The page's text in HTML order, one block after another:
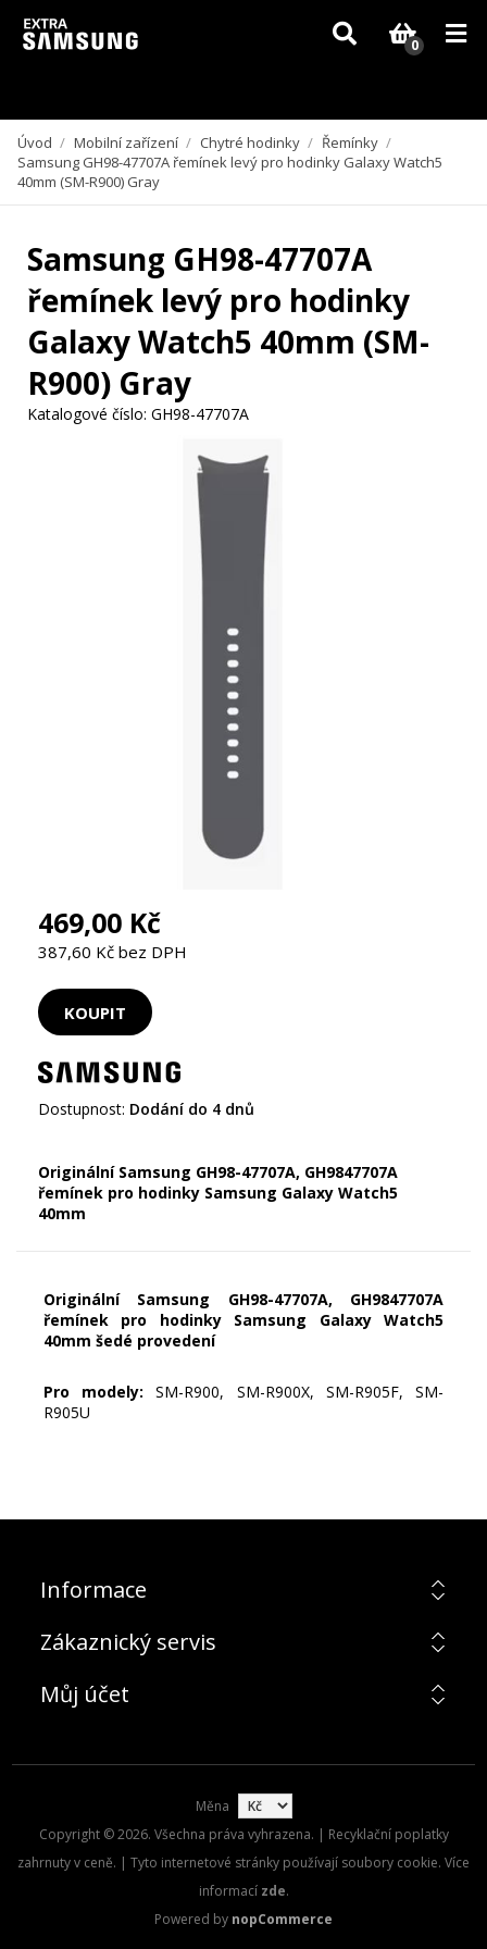
Vzhledem k aktuální situaci se může dodání dílů, které nejsou skladem,
zpozdit. Děkujeme za pochopení.
0
Úvod / Mobilní zařízení / Chytré hodinky / Řemínky /
Samsung GH98-47707A řemínek levý pro hodinky Galaxy Watch5
40mm (SM-R900) Gray
Samsung GH98-47707A
řemínek levý pro hodinky
Galaxy Watch5 40mm (SM-
R900) Gray
Katalogové číslo: GH98-47707A
469,00 Kč
387,60 Kč bez DPH
Dostupnost: Dodání do 4 dnů
Originální Samsung GH98-47707A, GH9847707A
řemínek pro hodinky Samsung Galaxy Watch5
40mm
Originální Samsung GH98-47707A, GH9847707A
řemínek pro hodinky Samsung Galaxy Watch5
40mm šedé provedení
Pro modely: SM-R900, SM-R900X, SM-R905F, SM-
R905U
Informace
Zákaznický servis
Můj účet
Měna
Copyright © 2026. Všechna práva vyhrazena. | Recyklační poplatky
zahrnuty v ceně. | Tyto internetové stránky používají soubory cookie. Více
informací zde.
Powered by nopCommerce